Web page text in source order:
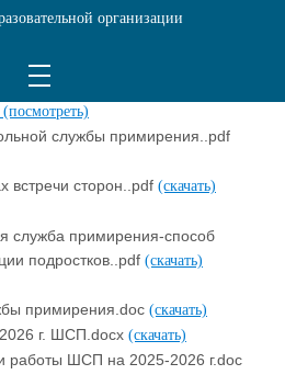
куратора школьной службы
(посмотреть)
службы примирения..pdf
встречи сторон..pdf (скачать)
служба примирения-способ
подростков..pdf (скачать)
примирения.doc (скачать)
г. ШСП.docx (скачать)
работы ШСП на 2025-2026 г.doc
организации